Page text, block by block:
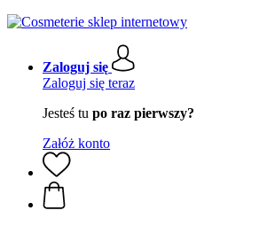
Zaloguj się
Zaloguj się teraz
Jesteś tu po raz pierwszy?
Załóż konto